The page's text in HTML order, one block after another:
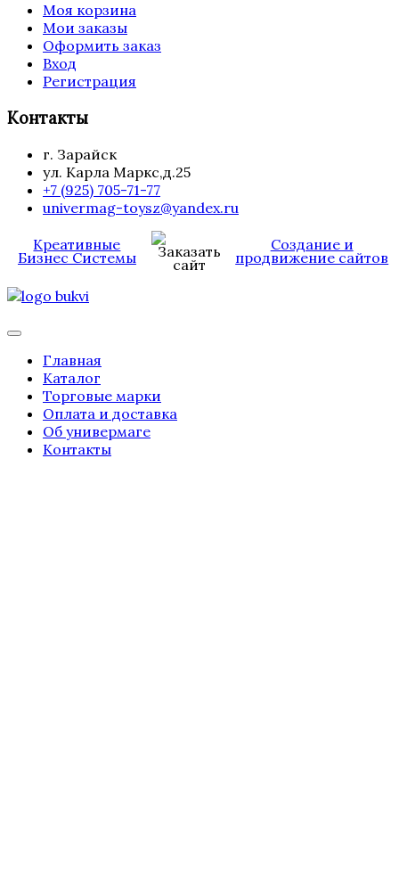
Моя корзина
Мои заказы
Оформить заказ
Вход
Регистрация
Контакты
г. Зарайск
ул. Карла Маркс,д.25
+7 (925) 705-71-77
univermag-toysz@yandex.ru
Креативные
Бизнес Системы
Создание и
продвижение сайтов
Главная
Каталог
Торговые марки
Оплата и доставка
Об универмаге
Контакты